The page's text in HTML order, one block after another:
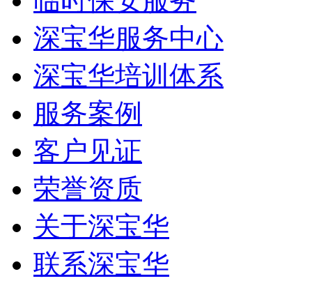
深宝华服务中心
深宝华培训体系
服务案例
客户见证
荣誉资质
关于深宝华
联系深宝华